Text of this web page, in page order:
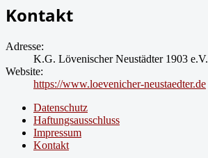
Kontakt
Adresse:
K.G. Lövenischer Neustädter 1903 e.V.
Website:
https://www.loevenicher-neustaedter.de
Datenschutz
Haftungsausschluss
Impressum
Kontakt